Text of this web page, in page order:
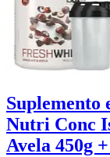
Suplemento
Nutri Conc
Avela 450g